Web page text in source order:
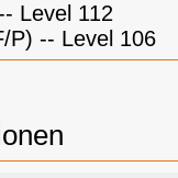
Level 112
P) -- Level 106